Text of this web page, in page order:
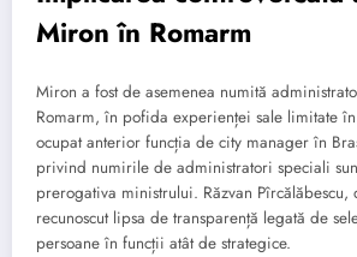
Miron în Romarm
Miron a fost de asemenea numită
Romarm, în pofida experienței sale limitate
ocupat anterior funcția de city manager în
privind numirile de administratori speciali
prerogativa ministrului. Răzvan Pîrcălăbescu,
recunoscut lipsa de transparență legată de
persoane în funcții atât de strategice.